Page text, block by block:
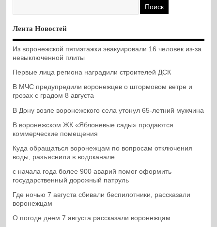
Лента Новостей
Из воронежской пятиэтажки эвакуировали 16 человек из-за
невыключенной плиты
Первые лица региона наградили строителей ДСК
В МЧС предупредили воронежцев о штормовом ветре и
грозах с градом 8 августа
В Дону возле воронежского села утонул 65-летний мужчина
В воронежском ЖК «Яблоневые сады» продаются
коммерческие помещения
Куда обращаться воронежцам по вопросам отключения
воды, разъяснили в водоканале
с начала года более 900 аварий помог оформить
государственный дорожный патруль
Где ночью 7 августа сбивали беспилотники, рассказали
воронежцам
О погоде днем 7 августа рассказали воронежцам